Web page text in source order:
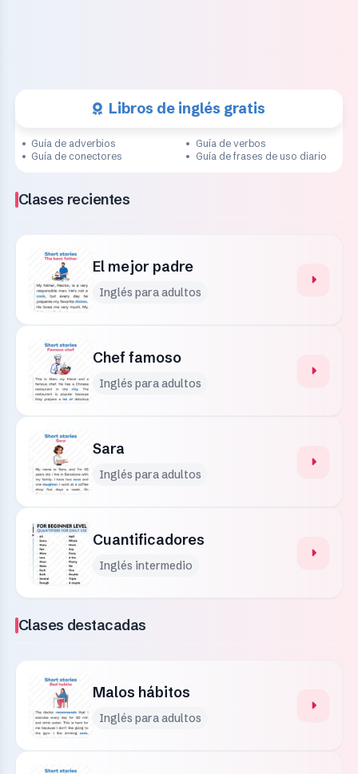
Libros de inglés gratis
Guía de adverbios
Guía de verbos
Guía de conectores
Guía de frases de uso diario
Clases recientes
El mejor padre
Inglés para adultos
Chef famoso
Inglés para adultos
Sara
Inglés para adultos
Cuantificadores
Inglés intermedio
Clases destacadas
Malos hábitos
Inglés para adultos